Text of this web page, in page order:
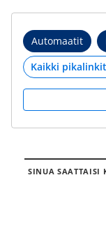
Automaatit
SINUA SAATTAISI